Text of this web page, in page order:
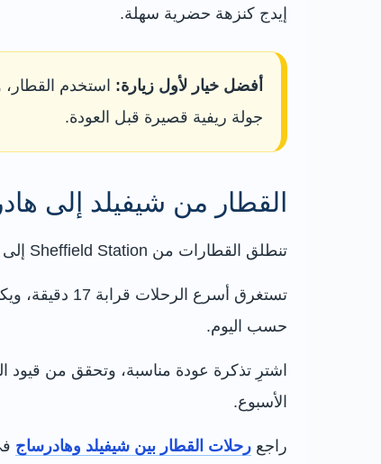
إيدج كنزهة حضرية سهلة.
أفضل خيار لأول زيارة: استخدم
جولة ريفية قصيرة قبل العودة.
القطار من شيفيلد إلى
تنطلق القطارات من Sheffield Station إلى Hathersage Station على خط Hope Valley الذي يربط شيفيلد بمانشستر عبر قرى بيك ديستريكت.
حسب اليوم.
الأسبوع.
راجع رحلات القطار بين شيفيلد وهادرساج